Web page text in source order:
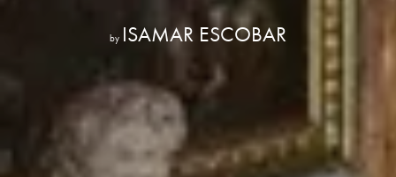
by ISAMAR ESCOBAR